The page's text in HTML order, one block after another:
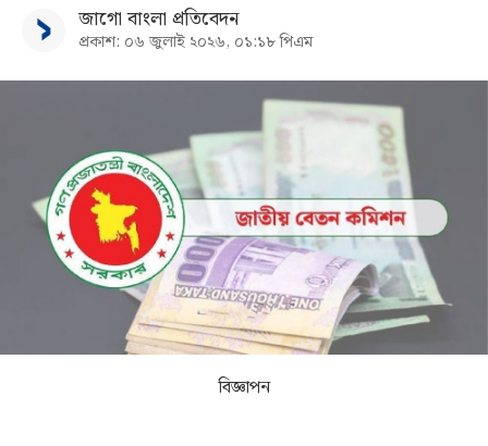
আর্কাইভজাগো বাংলা প্রতিবেদন
প্রকাশ: ০৬ জুলাই ২০২৬, ০১:১৮ পিএম
বিজ্ঞাপন